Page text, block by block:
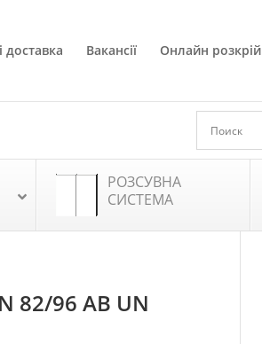
доставка Вакансії Онлайн розкрій
РОЗСУВНА
СИСТЕМА
82/96 AB UN